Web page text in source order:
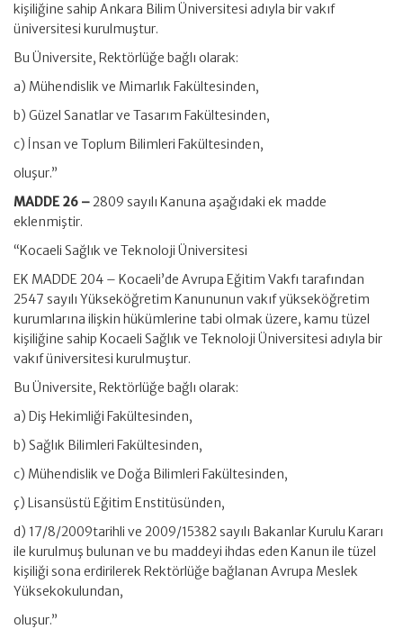
kişiliğine sahip Ankara Bilim Üniversitesi adıyla bir vakıf
üniversitesi kurulmuştur.
Bu Üniversite, Rektörlüğe bağlı olarak:
a) Mühendislik ve Mimarlık Fakültesinden,
b) Güzel Sanatlar ve Tasarım Fakültesinden,
c) İnsan ve Toplum Bilimleri Fakültesinden,
oluşur.”
MADDE 26 –2809 sayılı Kanuna aşağıdaki ek madde
eklenmiştir.
“Kocaeli Sağlık ve Teknoloji Üniversitesi
EK MADDE 204 – Kocaeli’de Avrupa Eğitim Vakfı tarafından
2547 sayılı Yükseköğretim Kanununun vakıf yükseköğretim
kurumlarına ilişkin hükümlerine tabi olmak üzere, kamu tüzel
kişiliğine sahip Kocaeli Sağlık ve Teknoloji Üniversitesi adıyla bir
vakıf üniversitesi kurulmuştur.
Bu Üniversite, Rektörlüğe bağlı olarak:
a) Diş Hekimliği Fakültesinden,
b) Sağlık Bilimleri Fakültesinden,
c) Mühendislik ve Doğa Bilimleri Fakültesinden,
ç) Lisansüstü Eğitim Enstitüsünden,
d) 17/8/2009tarihli ve 2009/15382 sayılı Bakanlar Kurulu Kararı
ile kurulmuş bulunan ve bu maddeyi ihdas eden Kanun ile tüzel
kişiliği sona erdirilerek Rektörlüğe bağlanan Avrupa Meslek
Yüksekokulundan,
oluşur.”